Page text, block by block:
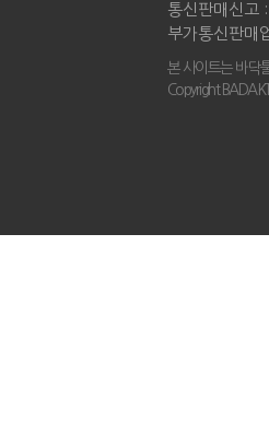
통신판매신고
부가통신판매
본 사이트는 바닥
Copyright